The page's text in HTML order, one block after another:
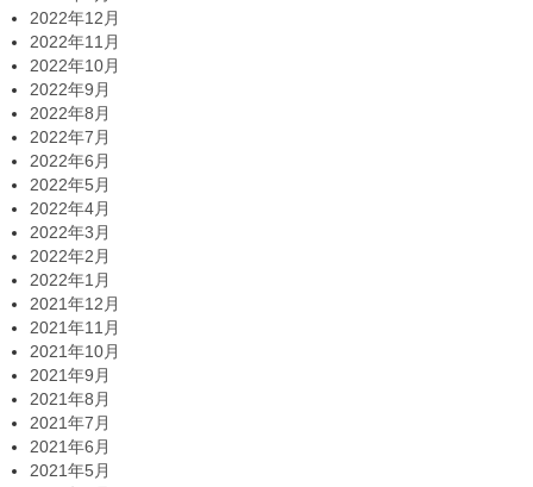
2022年12月
2022年11月
2022年10月
2022年9月
2022年8月
2022年7月
2022年6月
2022年5月
2022年4月
2022年3月
2022年2月
2022年1月
2021年12月
2021年11月
2021年10月
2021年9月
2021年8月
2021年7月
2021年6月
2021年5月